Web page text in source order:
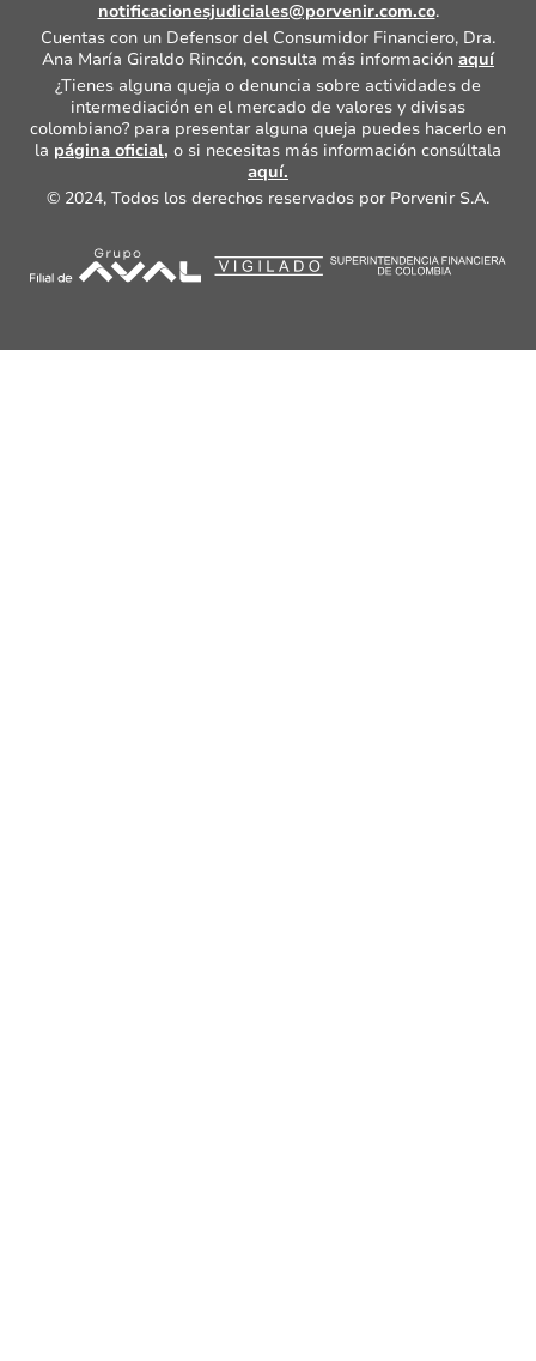
notificacionesjudiciales@porvenir.com.co.
Cuentas con un Defensor del Consumidor Financiero, Dra.
Ana María Giraldo Rincón, consulta más información aquí
¿Tienes alguna queja o denuncia sobre actividades de
intermediación en el mercado de valores y divisas
colombiano? para presentar alguna queja puedes hacerlo en
la página oficial, o si necesitas más información consúltala
aquí.
© 2024, Todos los derechos reservados por Porvenir S.A.